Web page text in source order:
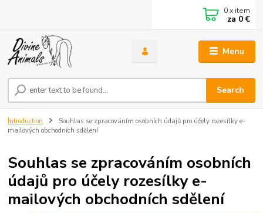
Menu
Search
0x item
za 0 €
Introduction
Souhlas se zpracováním osobních údajů pro účely rozesílky e-
mailových obchodních sdělení
Souhlas se zpracováním osobních
údajů pro účely rozesílky e-
mailových obchodních sdělení